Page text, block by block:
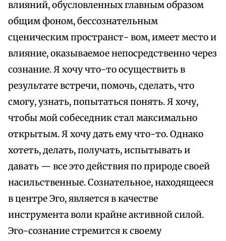
влияний, обусловленных главным образом
общим фоном, бессознательным
сценическим пространст- вом, имеет место и
влияние, оказываемое непосредственно через
сознание. Я хочу что-то осуществить в
результате встречи, помочь, сделать, что
смогу, узнать, попытаться понять. Я хочу,
чтобы мой собеседник стал максимально
открытым. Я хочу дать ему что-то. Однако
хотеть, делать, получать, испытывать и
давать — все это действия по природе своей
насильственные. Сознательное, находящееся
в центре Эго, является в качестве
инструмента воли крайне активной силой.
Эго-сознание стремится к своему